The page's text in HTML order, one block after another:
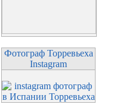
Фотограф Торревьеха
Instagram